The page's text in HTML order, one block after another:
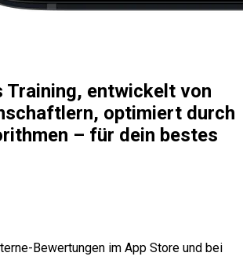
Training, entwickelt von
optimiert durch
– für dein bestes
Bewertungen im App Store und bei